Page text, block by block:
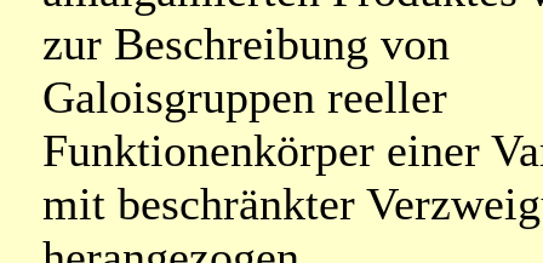
zur Beschreibung von
Galoisgruppen reeller
Funktionenkörper einer
mit beschränkter